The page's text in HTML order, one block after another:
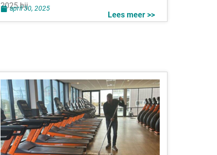
2025 bij
Lees meer >>
april 30, 2025